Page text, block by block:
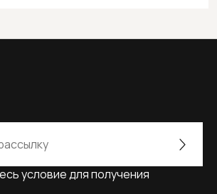
условие для получения